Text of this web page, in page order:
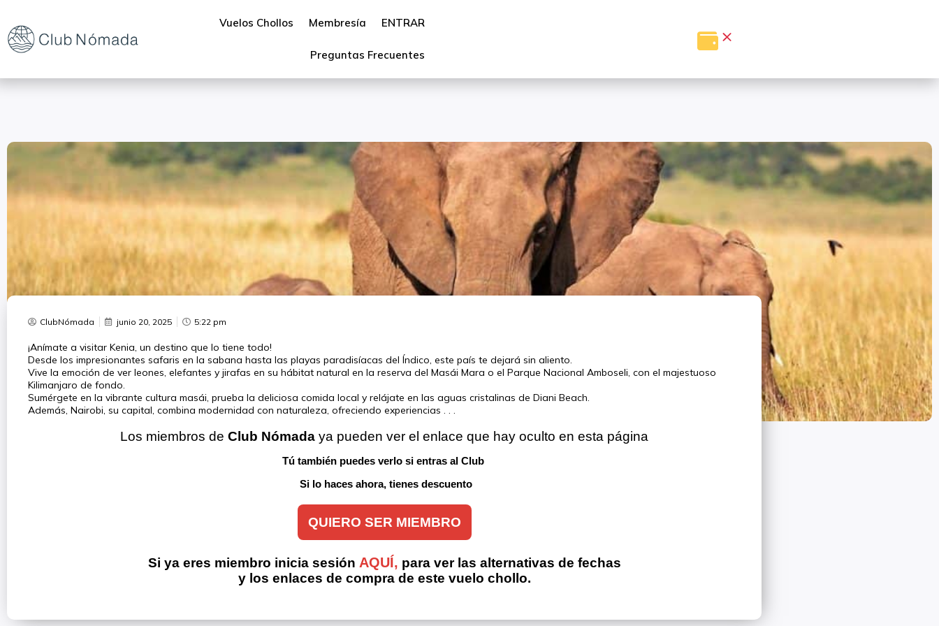
Vuelos Chollos Membresía ENTRAR
Preguntas Frecuentes
ClubNómada junio 20, 2025 5:22 pm
¡Anímate a visitar Kenia, un destino que lo tiene todo!
Desde los impresionantes safaris en la sabana hasta las playas paradisíacas del Índico, este país te dejará sin aliento.
Vive la emoción de ver leones, elefantes y jirafas en su hábitat natural en la reserva del Masái Mara o el Parque Nacional Amboseli, con el majestuoso
Kilimanjaro de fondo.
Sumérgete en la vibrante cultura masái, prueba la deliciosa comida local y relájate en las aguas cristalinas de Diani Beach.
Además, Nairobi, su capital, combina modernidad con naturaleza, ofreciendo experiencias . . .
Los miembros de Club Nómada ya pueden ver el enlace que hay oculto en esta página
Tú también puedes verlo si entras al Club
Si lo haces ahora, tienes descuento
QUIERO SER MIEMBRO
Si ya eres miembro inicia sesión AQUÍ, para ver las alternativas de fechas
y los enlaces de compra de este vuelo chollo.